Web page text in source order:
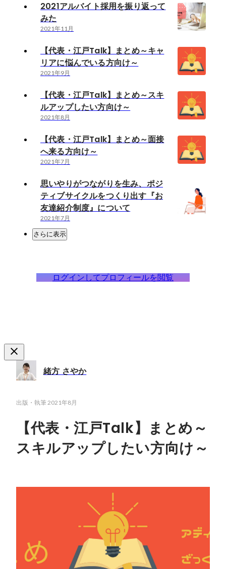
2021アルバイト採用を振り返って
みた
2021年11月
【代表・江戸Talk】まとめ～キャ
リアに悩んでいる方向け～
2021年9月
【代表・江戸Talk】まとめ～スキ
ルアップしたい方向け～
2021年8月
【代表・江戸Talk】まとめ～面接
へ来る方向け～
2021年7月
思いやりがつながりを生み、ポジ
ティブサイクルをつくり出す『お
友達紹介制度』について
2021年7月
さらに表示
ログインしてプロフィールを閲覧
緒方 さやか
出版・執筆2021年8月
【代表・江戸Talk】まとめ～
スキルアップしたい方向け～